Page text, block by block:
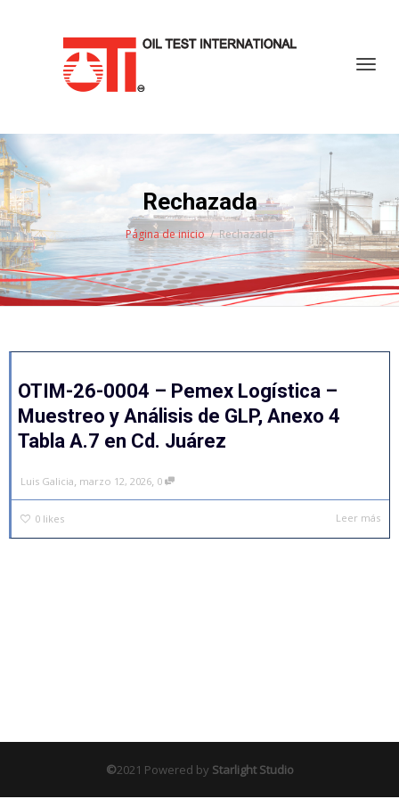
Rechazada
Página de inicio Rechazada
OTIM-26-0004 – Pemex Logística –
Muestreo y Análisis de GLP, Anexo 4
Tabla A.7 en Cd. Juárez
Luis Galicia, marzo 12, 2026, 0
0 likes Leer más
©2021 Powered by Starlight Studio